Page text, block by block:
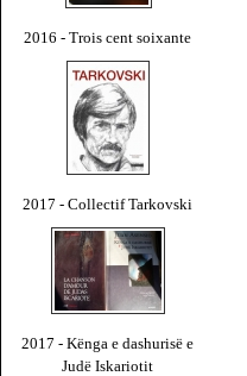
2016 - Trois cent soixante
2017 - Collectif Tarkovski
2017 - Kënga e dashurisë e
Judë Iskariotit